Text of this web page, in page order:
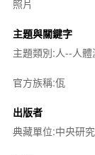
照片
主題與關鍵字
主題類別:人--人體
官方族稱:佤
出版者
典藏單位:中央研